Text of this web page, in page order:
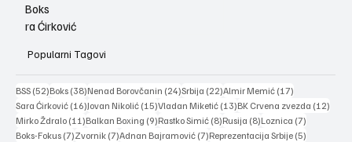
Boks
ra Ćirković
Popularni Tagovi
BSS (52)52 posts
Boks (38)38 posts
Nenad Borovčanin (24)24 posts
Srbija (22)22 posts
Almir Memić (17)
Sara Ćirković (16)16 posts
Jovan Nikolić (15)15 posts
Vladan Miketić (13)13 posts
BK Crvena zvezda (12)
Mirko Ždralo (11)11 posts
Balkan Boxing (9)9 posts
Rastko Simić (8)8 posts
Rusija (8)8 posts
Loznica (7)
Boks-Fokus (7)7 posts
Zvornik (7)7 posts
Adnan Bajramović (7)7 posts
Reprezentacija Srbije (5)